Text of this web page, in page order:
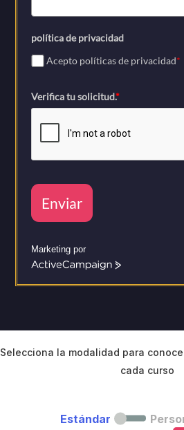
política de privacidad
Acepto políticas de privacidad*
Verifica tu solicitud.*
Enviar
Marketing por
A
C
Selecciona la modalidad para
cada curso
Estándar